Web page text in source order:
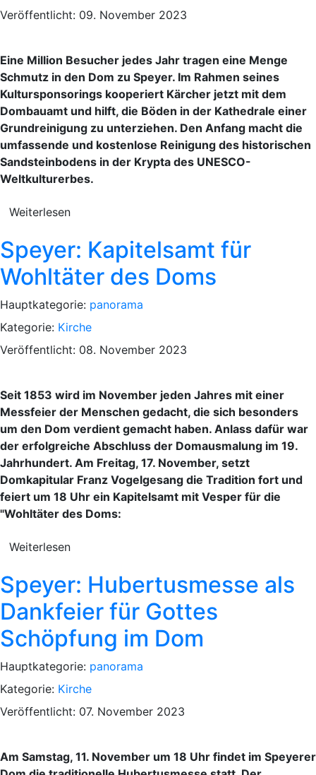
Veröffentlicht: 09. November 2023
Eine Million Besucher jedes Jahr tragen eine Menge
Schmutz in den Dom zu Speyer. Im Rahmen seines
Kultursponsorings kooperiert Kärcher jetzt mit dem
Dombauamt und hilft, die Böden in der Kathedrale einer
Grundreinigung zu unterziehen. Den Anfang macht die
umfassende und kostenlose Reinigung des historischen
Sandsteinbodens in der Krypta des UNESCO-
Weltkulturerbes.
Weiterlesen
Speyer: Kapitelsamt für
Wohltäter des Doms
Hauptkategorie: panorama
Kategorie: Kirche
Veröffentlicht: 08. November 2023
Seit 1853 wird im November jeden Jahres mit einer
Messfeier der Menschen gedacht, die sich besonders
um den Dom verdient gemacht haben. Anlass dafür war
der erfolgreiche Abschluss der Domausmalung im 19.
Jahrhundert. Am Freitag, 17. November, setzt
Domkapitular Franz Vogelgesang die Tradition fort und
feiert um 18 Uhr ein Kapitelsamt mit Vesper für die
"Wohltäter des Doms:
Weiterlesen
Speyer: Hubertusmesse als
Dankfeier für Gottes
Schöpfung im Dom
Hauptkategorie: panorama
Kategorie: Kirche
Veröffentlicht: 07. November 2023
Am Samstag, 11. November um 18 Uhr findet im Speyerer